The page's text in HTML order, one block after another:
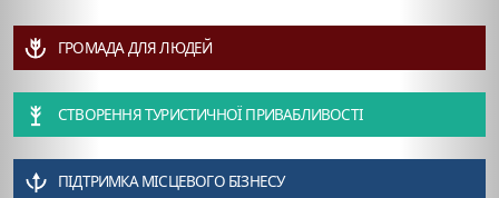
ГРОМАДА ДЛЯ ЛЮДЕЙ
СТВОРЕННЯ ТУРИСТИЧНОЇ ПРИВАБЛИВОСТІ
ПІДТРИМКА МІСЦЕВОГО БІЗНЕСУ